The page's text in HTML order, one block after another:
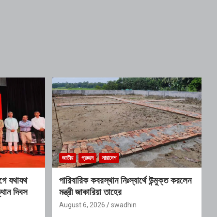
যথাযথ
দিবস
জাতীয় প্রচ্ছদ সারাদেশ
পারিবারিক কবরস্থান নিঃস্বার্থে উন্মুক্ত করলেন
মন্ত্রী জাকারিয়া তাহের
August 6, 2026 swadhin